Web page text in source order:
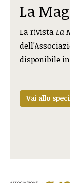
La
La rivistaLa
disponibile
Vai allo